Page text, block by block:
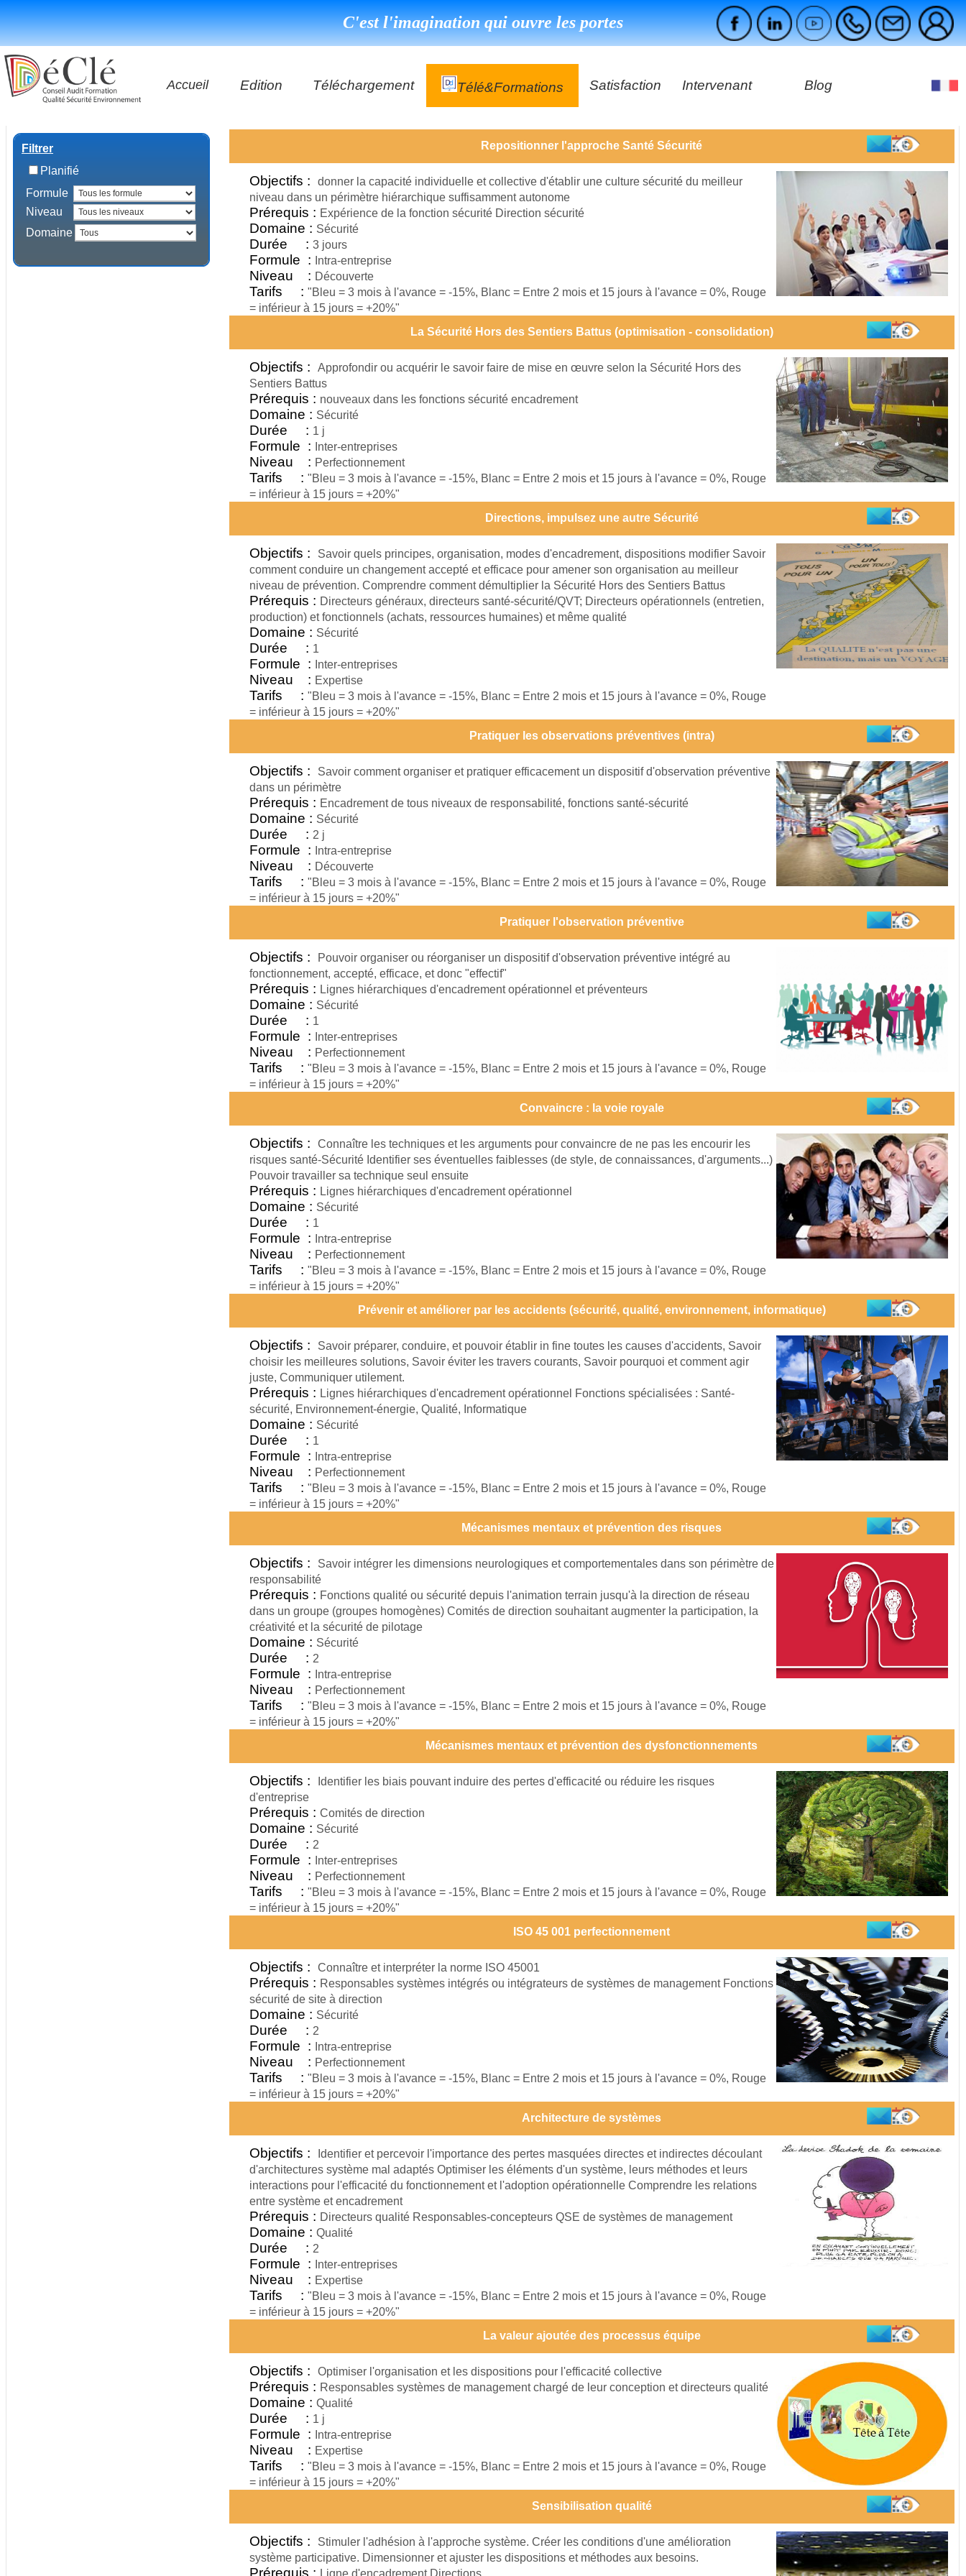
C'est l'imagination qui ouvre les portes
Accueil Edition
DéClé Excellence Opérationnel Formation
DéClé Excellence Opérationnel Audit
DHP
Les livres
Téléchargement Télé&formations Satisfaction
Témoignages
Intervenant Blog
Repositionner l'approche Santé Sécurité
Objectifs :
donner la capacité individuelle et collective d'établir une culture sécurité du meilleur
niveau dans un périmètre hiérarchique suffisamment autonome
Prérequis : Expérience de la fonction sécurité Direction sécurité
Domaine : Sécurité
Durée : 3 jours
Formule : Intra-entreprise
Niveau : Découverte
Tarifs : "Bleu = 3 mois à l'avance = -15%, Blanc = Entre 2 mois et 15 jours à l'avance = 0%, Rouge
= inférieur à 15 jours = +20%"
La Sécurité Hors des Sentiers Battus (optimisation - consolidation)
Objectifs :
Approfondir ou acquérir le savoir faire de mise en œuvre selon la Sécurité Hors des
Sentiers Battus
Prérequis : nouveaux dans les fonctions sécurité encadrement
Domaine : Sécurité
Durée : 1 j
Formule : Inter-entreprises
Niveau : Perfectionnement
Tarifs : "Bleu = 3 mois à l'avance = -15%, Blanc = Entre 2 mois et 15 jours à l'avance = 0%, Rouge
= inférieur à 15 jours = +20%"
Directions, impulsez une autre Sécurité
Objectifs :
Savoir quels principes, organisation, modes d'encadrement, dispositions modifier Savoir
comment conduire un changement accepté et efficace pour amener son organisation au meilleur
niveau de prévention. Comprendre comment démultiplier la Sécurité Hors des Sentiers Battus
Prérequis : Directeurs généraux, directeurs santé-sécurité/QVT; Directeurs opérationnels (entretien,
production) et fonctionnels (achats, ressources humaines) et même qualité
Domaine : Sécurité
Durée : 1
Formule : Inter-entreprises
Niveau : Expertise
Tarifs : "Bleu = 3 mois à l'avance = -15%, Blanc = Entre 2 mois et 15 jours à l'avance = 0%, Rouge
= inférieur à 15 jours = +20%"
Pratiquer les observations préventives (intra)
Objectifs :
Savoir comment organiser et pratiquer efficacement un dispositif d'observation préventive
dans un périmètre
Prérequis : Encadrement de tous niveaux de responsabilité, fonctions santé-sécurité
Domaine : Sécurité
Durée : 2 j
Formule : Intra-entreprise
Niveau : Découverte
Tarifs : "Bleu = 3 mois à l'avance = -15%, Blanc = Entre 2 mois et 15 jours à l'avance = 0%, Rouge
= inférieur à 15 jours = +20%"
Pratiquer l'observation préventive
Objectifs :
Pouvoir organiser ou réorganiser un dispositif d'observation préventive intégré au
fonctionnement, accepté, efficace, et donc "effectif"
Prérequis : Lignes hiérarchiques d'encadrement opérationnel et préventeurs
Domaine : Sécurité
Durée : 1
Formule : Inter-entreprises
Niveau : Perfectionnement
Tarifs : "Bleu = 3 mois à l'avance = -15%, Blanc = Entre 2 mois et 15 jours à l'avance = 0%, Rouge
= inférieur à 15 jours = +20%"
Convaincre : la voie royale
Objectifs :
Connaître les techniques et les arguments pour convaincre de ne pas les encourir les
risques santé-Sécurité Identifier ses éventuelles faiblesses (de style, de connaissances, d'arguments...)
Pouvoir travailler sa technique seul ensuite
Prérequis : Lignes hiérarchiques d'encadrement opérationnel
Domaine : Sécurité
Durée : 1
Formule : Intra-entreprise
Niveau : Perfectionnement
Tarifs : "Bleu = 3 mois à l'avance = -15%, Blanc = Entre 2 mois et 15 jours à l'avance = 0%, Rouge
= inférieur à 15 jours = +20%"
Prévenir et améliorer par les accidents (sécurité, qualité, environnement, informatique)
Objectifs :
Savoir préparer, conduire, et pouvoir établir in fine toutes les causes d'accidents, Savoir
choisir les meilleures solutions, Savoir éviter les travers courants, Savoir pourquoi et comment agir
juste, Communiquer utilement.
Prérequis : Lignes hiérarchiques d'encadrement opérationnel Fonctions spécialisées : Santé-
sécurité, Environnement-énergie, Qualité, Informatique
Domaine : Sécurité
Durée : 1
Formule : Intra-entreprise
Niveau : Perfectionnement
Tarifs : "Bleu = 3 mois à l'avance = -15%, Blanc = Entre 2 mois et 15 jours à l'avance = 0%, Rouge
= inférieur à 15 jours = +20%"
Mécanismes mentaux et prévention des risques
Objectifs :
Savoir intégrer les dimensions neurologiques et comportementales dans son périmètre de
responsabilité
Prérequis : Fonctions qualité ou sécurité depuis l'animation terrain jusqu'à la direction de réseau
dans un groupe (groupes homogènes) Comités de direction souhaitant augmenter la participation, la
créativité et la sécurité de pilotage
Domaine : Sécurité
Durée : 2
Formule : Intra-entreprise
Niveau : Perfectionnement
Tarifs : "Bleu = 3 mois à l'avance = -15%, Blanc = Entre 2 mois et 15 jours à l'avance = 0%, Rouge
= inférieur à 15 jours = +20%"
Mécanismes mentaux et prévention des dysfonctionnements
Objectifs :
Identifier les biais pouvant induire des pertes d'efficacité ou réduire les risques
d'entreprise
Prérequis : Comités de direction
Domaine : Sécurité
Durée : 2
Formule : Inter-entreprises
Niveau : Perfectionnement
Tarifs : "Bleu = 3 mois à l'avance = -15%, Blanc = Entre 2 mois et 15 jours à l'avance = 0%, Rouge
= inférieur à 15 jours = +20%"
ISO 45 001 perfectionnement
Objectifs : Connaître et interpréter la norme ISO 45001
Prérequis : Responsables systèmes intégrés ou intégrateurs de systèmes de management Fonctions
sécurité de site à direction
Domaine : Sécurité
Durée : 2
Formule : Intra-entreprise
Niveau : Perfectionnement
Tarifs : "Bleu = 3 mois à l'avance = -15%, Blanc = Entre 2 mois et 15 jours à l'avance = 0%, Rouge
= inférieur à 15 jours = +20%"
Architecture de systèmes
Objectifs :
Identifier et percevoir l'importance des pertes masquées directes et indirectes découlant
d'architectures système mal adaptés Optimiser les éléments d'un système, leurs méthodes et leurs
interactions pour l'efficacité du fonctionnement et l'adoption opérationnelle Comprendre les relations
entre système et encadrement
Prérequis : Directeurs qualité Responsables-concepteurs QSE de systèmes de management
Domaine : Qualité
Durée : 2
Formule : Inter-entreprises
Niveau : Expertise
Tarifs : "Bleu = 3 mois à l'avance = -15%, Blanc = Entre 2 mois et 15 jours à l'avance = 0%, Rouge
= inférieur à 15 jours = +20%"
La valeur ajoutée des processus équipe
Objectifs : Optimiser l'organisation et les dispositions pour l'efficacité collective
Prérequis : Responsables systèmes de management chargé de leur conception et directeurs qualité
Domaine : Qualité
Durée : 1 j
Formule : Intra-entreprise
Niveau : Expertise
Tarifs : "Bleu = 3 mois à l'avance = -15%, Blanc = Entre 2 mois et 15 jours à l'avance = 0%, Rouge
= inférieur à 15 jours = +20%"
Sensibilisation qualité
Objectifs :
Stimuler l'adhésion à l'approche système. Créer les conditions d'une amélioration
système participative. Dimensionner et ajuster les dispositions et méthodes aux besoins.
Prérequis : Ligne d'encadrement Directions
Filtrer
Planifié
Formule
Niveau
Domaine